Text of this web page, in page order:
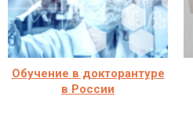
Обучение в докторантуре
в России